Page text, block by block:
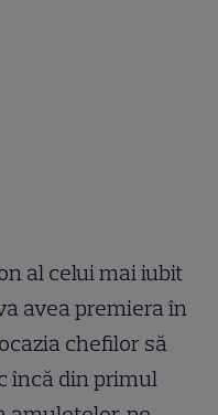
al celui mai iubit
avea premiera în
chefilor să
încă din primul